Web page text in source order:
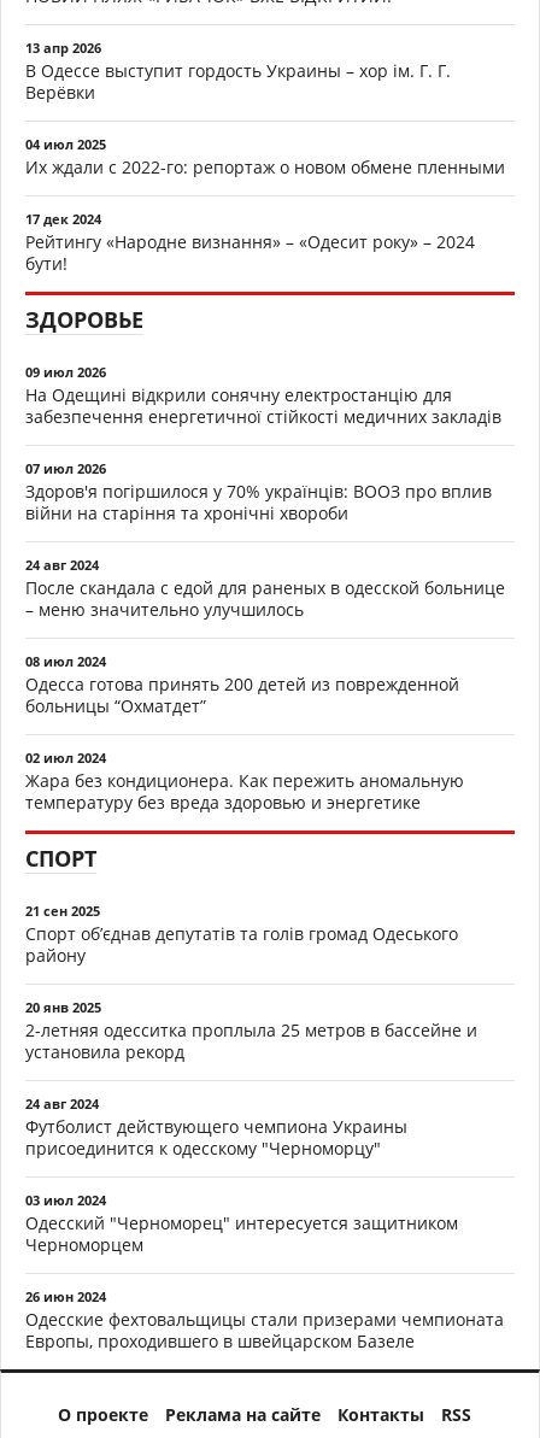
13 апр 2026
В Одессе выступит гордость Украины – хор ім. Г. Г.
Верёвки
04 июл 2025
Их ждали с 2022-го: репортаж о новом обмене пленными
17 дек 2024
Рейтингу «Народне визнання» – «Одесит року» – 2024
бути!
ЗДОРОВЬЕ
09 июл 2026
На Одещині відкрили сонячну електростанцію для
забезпечення енергетичної стійкості медичних закладів
07 июл 2026
Здоров'я погіршилося у 70% українців: ВООЗ про вплив
війни на старіння та хронічні хвороби
24 авг 2024
После скандала с едой для раненых в одесской больнице
– меню значительно улучшилось
08 июл 2024
Одесса готова принять 200 детей из поврежденной
больницы “Охматдет”
02 июл 2024
Жара без кондиционера. Как пережить аномальную
температуру без вреда здоровью и энергетике
СПОРТ
21 сен 2025
Спорт об’єднав депутатів та голів громад Одеського
району
20 янв 2025
2-летняя одесситка проплыла 25 метров в бассейне и
установила рекорд
24 авг 2024
Футболист действующего чемпиона Украины
присоединится к одесскому "Черноморцу"
03 июл 2024
Одесский "Черноморец" интересуется защитником
Черноморцем
26 июн 2024
Одесские фехтовальщицы стали призерами чемпионата
Европы, проходившего в швейцарском Базеле
О проекте Реклама на сайте Контакты RSS